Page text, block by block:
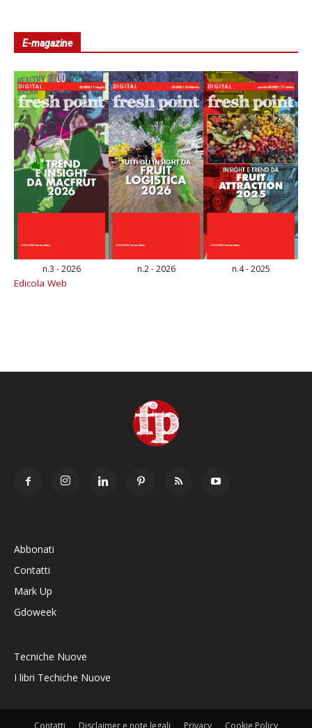
E-magazine
n.3 - 2026 n.2 - 2026 n.4 - 2025
Edicola Web
Abbonati
Contatti
Mark Up
Gdoweek
Tecniche Nuove
I libri Techiche Nuove
Contatti Disclaimer e note legali Privacy Cookie Policy